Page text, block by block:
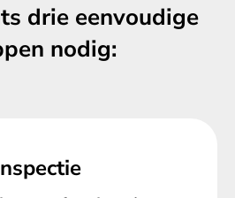
drie eenvoudige
nodig: